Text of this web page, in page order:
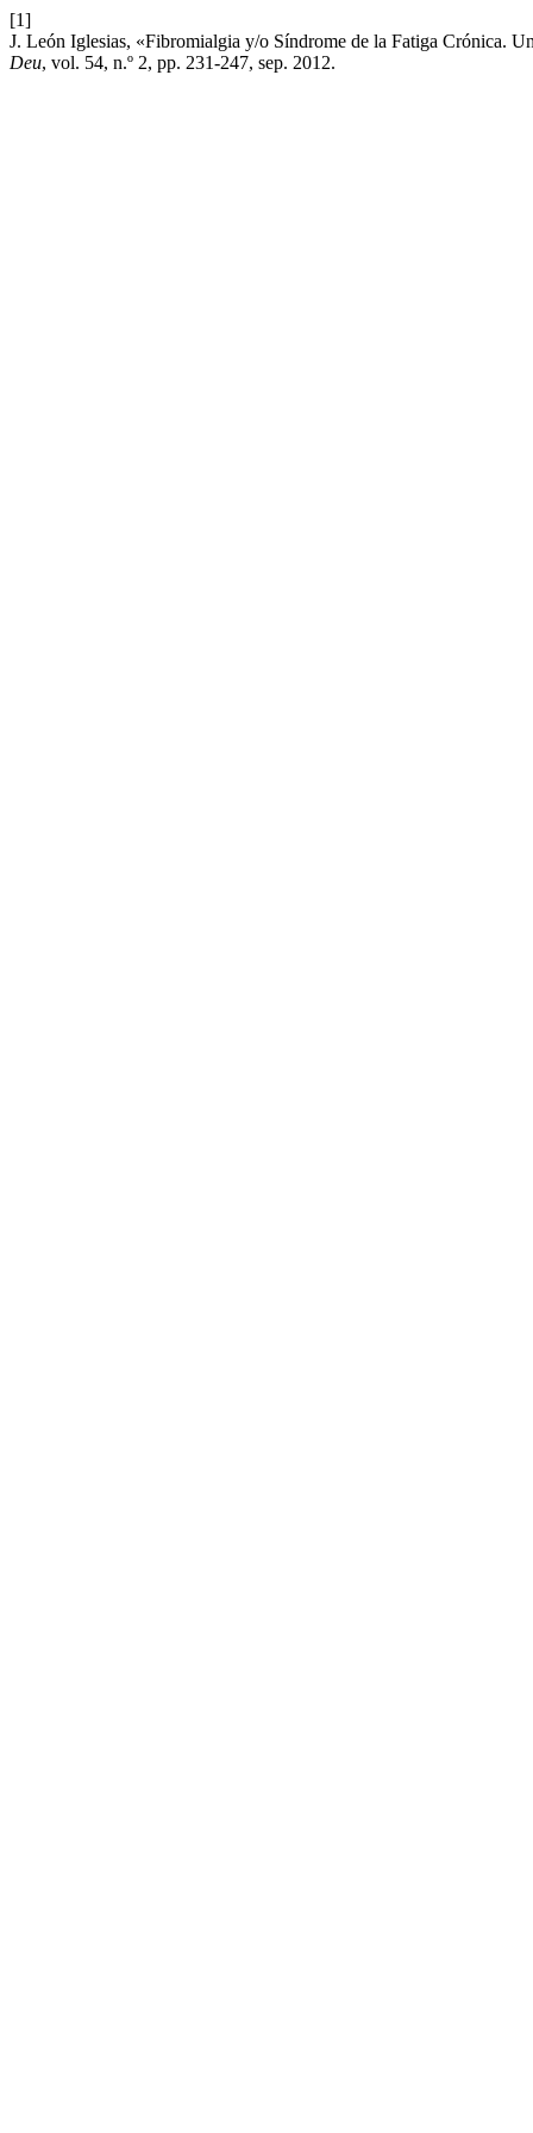
[1]
J. León Iglesias, «Fibromialgia y/o Síndrome de la Fatiga Crónica.
Deu, vol. 54, n.º 2, pp. 231-247, sep. 2012.